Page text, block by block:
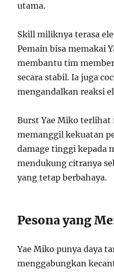
utama.
Skill miliknya terasa
Pemain bisa memakai
membantu tim
secara stabil. Ia juga
mengandalkan reaksi
Burst Yae Miko terlihat
memanggil kekuatan
damage tinggi kepada
mendukung citranya
yang tetap berbahaya.
Pesona yang
Yae Miko punya daya
menggabungkan